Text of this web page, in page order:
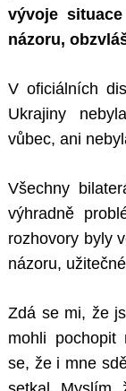
vývoje
názoru,
V oficiálních
Ukrajiny
vůbec, ani
Všechny
výhradně
rozhovory byly
názoru,
Zdá se mi, že
mohli pochopit
se, že i mne